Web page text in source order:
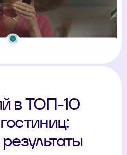
в ТОП-10